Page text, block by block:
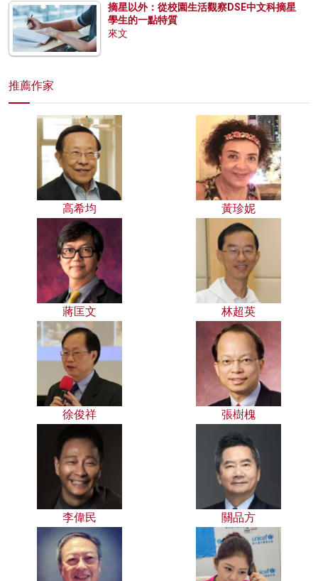
摘星以外：從校園生活觀察DSE中文科摘星
學生的一點特質
來文
推薦作家
高希均 黃珍妮
蔣匡文 林超英
徐俊祥 張樹槐
李偉民 關品方